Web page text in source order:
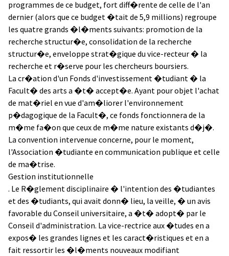
programmes de ce budget, fort diff�rente de celle de l'an
dernier (alors que ce budget �tait de 5,9 millions) regroupe
les quatre grands �l�ments suivants: promotion de la
recherche structur�e, consolidation de la recherche
structur�e, enveloppe strat�gique du vice-recteur � la
recherche et r�serve pour les chercheurs boursiers.
La cr�ation d'un Fonds d'investissement �tudiant � la
Facult� des arts a �t� accept�e. Ayant pour objet l'achat
de mat�riel en vue d'am�liorer l'environnement
p�dagogique de la Facult�, ce fonds fonctionnera de la
m�me fa�on que ceux de m�me nature existants d�j�.
La convention intervenue concerne, pour le moment,
l'Association �tudiante en communication publique et celle
de ma�trise.
Gestion institutionnelle
. Le R�glement disciplinaire � l'intention des �tudiantes
et des �tudiants, qui avait donn� lieu, la veille, � un avis
favorable du Conseil universitaire, a �t� adopt� par le
Conseil d'administration. La vice-rectrice aux �tudes en a
expos� les grandes lignes et les caract�ristiques et en a
fait ressortir les �l�ments nouveaux modifiant